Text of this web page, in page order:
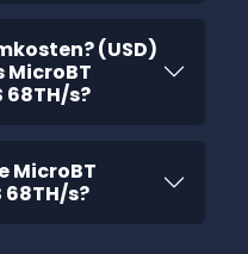
(USD)
MicroBT
68TH/s?
MicroBT
s?